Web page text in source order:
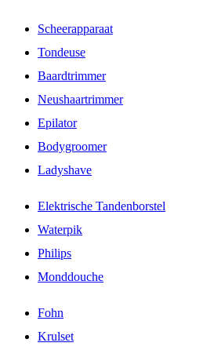
Scheerapparaat
Tondeuse
Baardtrimmer
Neushaartrimmer
Epilator
Bodygroomer
Ladyshave
Elektrische Tandenborstel
Waterpik
Philips
Monddouche
Fohn
Krulset